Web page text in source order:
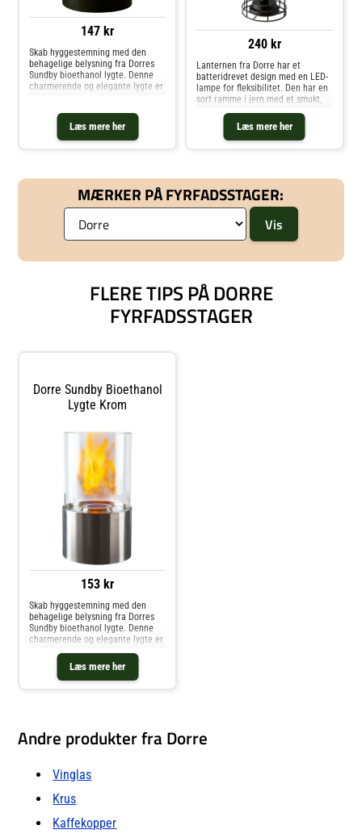
147 kr
Læs mere her
Skab hyggestemning med den
behagelige belysning fra Dorres
Sundby bioethanol lygte. Denne
charmerende og elegante lygte er
fascinere og varme af de
dansende flammer hele året og
ude såvel
240 kr
Læs mere her
Lanternen fra Dorre har et
batteridrevet design med en LED-
lampe for fleksibilitet. Den har en
sort ramme i jern med et smukt,
flettet håndtag. Lampen har en
indbygget timerfunktion for en
fremragende brugeroplevelse. Om
lanternen fra Dorre- Indbygget
3 x AAA Vedligeholdelse af
lanternen- Rengøres med en
fugtig klud.. Køb Fyrfadsstager og
andre Lysestager & Fyrfadsstager
fra Royal Design.
MÆRKER PÅ FYRFADSSTAGER:
FLERE TIPS PÅ DORRE
FYRFADSSTAGER
Dorre Sundby Bioethanol
Lygte Krom
153 kr
Læs mere her
Skab hyggestemning med den
behagelige belysning fra Dorres
Sundby bioethanol lygte. Denne
charmerende og elegante lygte er
stemning. Lad dig og dine gæster
fascinere og varme af de
dansende flammer hele året og
Andre produkter fra Dorre
Vinglas
Krus
Kaffekopper